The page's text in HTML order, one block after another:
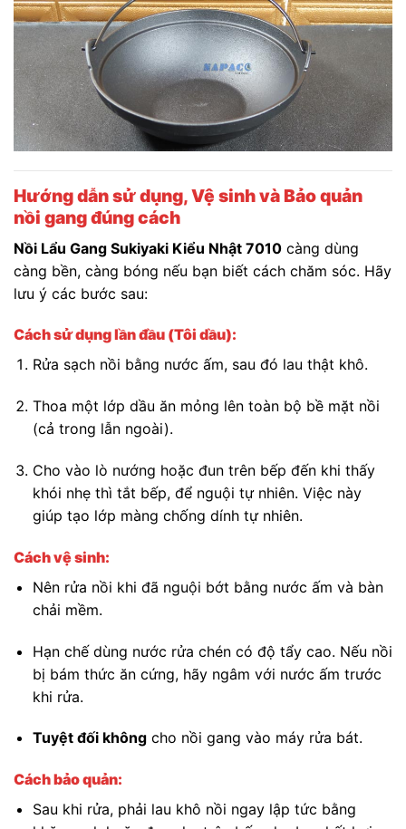
Hướng dẫn sử dụng, Vệ sinh và Bảo quản
nồi gang đúng cách
Nồi Lẩu Gang Sukiyaki Kiểu Nhật 7010 càng dùng
càng bền, càng bóng nếu bạn biết cách chăm sóc. Hãy
lưu ý các bước sau:
Cách sử dụng lần đầu (Tôi dầu):
Rửa sạch nồi bằng nước ấm, sau đó lau thật khô.
Thoa một lớp dầu ăn mỏng lên toàn bộ bề mặt nồi
(cả trong lẫn ngoài).
Cho vào lò nướng hoặc đun trên bếp đến khi thấy
khói nhẹ thì tắt bếp, để nguội tự nhiên. Việc này
giúp tạo lớp màng chống dính tự nhiên.
Cách vệ sinh:
Nên rửa nồi khi đã nguội bớt bằng nước ấm và bàn
chải mềm.
Hạn chế dùng nước rửa chén có độ tẩy cao. Nếu nồi
bị bám thức ăn cứng, hãy ngâm với nước ấm trước
khi rửa.
Tuyệt đối khôngcho nồi gang vào máy rửa bát.
Cách bảo quản:
Sau khi rửa, phải lau khô nồi ngay lập tức bằng